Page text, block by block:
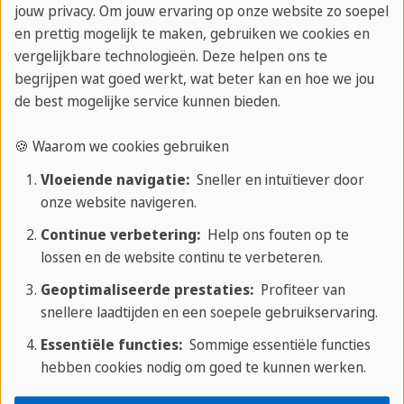
medecursisten die uit de hele wereld kwamen
(Mexico, Duitsland, Japan, China, etc).
De taalschool is erg goed, geen simpele 'hoe
onderwijs! Daarnaast verzorgt de taalschool allerlei
leuke uitstapjes en is de sfeer ontzettend goed.
Dit zal zeker niet de laatste keer zijn dat ik een
talencursus via Plus Taalreizen hebt geboekt!
op uit om de dingen die je leert, direct toe te
passen in de praktijk. Er is zoveel te beleven en te
zien in Florence, dat je op de uren dat je niet op
school zit, vooral lekker door de stad moet gaan
jouw privacy. Om jouw ervaring op onze website zo soepel
en prettig mogelijk te maken, gebruiken we cookies en
vergelijkbare technologieën. Deze helpen ons te
begrijpen wat goed werkt, wat beter kan en hoe we jou
de best mogelijke service kunnen bieden.
🍪 Waarom we cookies gebruiken
Vloeiende navigatie:Sneller en intuïtiever door
onze website navigeren.
Continue verbetering:Help ons fouten op te
lossen en de website continu te verbeteren.
Geoptimaliseerde prestaties:Profiteer van
snellere laadtijden en een soepele gebruikservaring.
Essentiële functies:Sommige essentiële functies
hebben cookies nodig om goed te kunnen werken.